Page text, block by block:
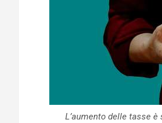
L’aumento delle tasse